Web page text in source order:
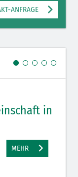
ANFRAGE
in
MEHR